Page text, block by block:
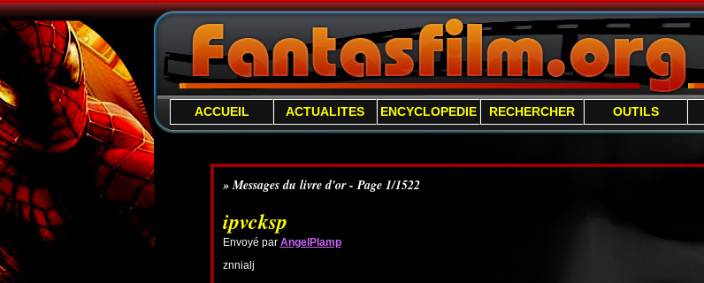
ACCUEIL ACTUALITES ENCYCLOPEDIE RECHERCHER OUTILS
» Messages du livre d'or - Page 1/1522
ipvcksp
Envoyé par AngelPlamp
znnialj